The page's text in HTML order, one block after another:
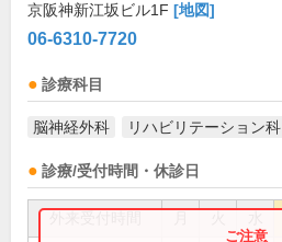
京阪神新江坂ビル1F [地図]
06-6310-7720
診療科目
脳神経外科 リハビリテーション科
診療/受付時間・休診日